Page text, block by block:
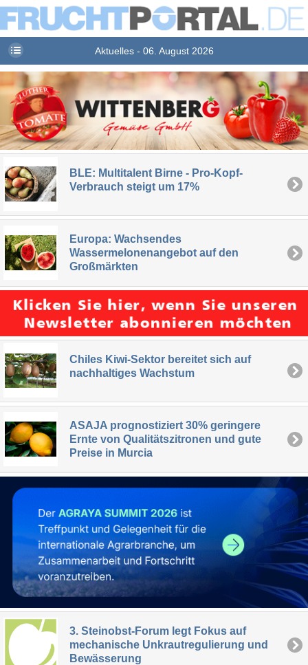
Aktuelles - 06. August 2026
BLE: Multitalent Birne - Pro-Kopf-
Verbrauch steigt um 17%
Europa: Wachsendes
Wassermelonenangebot auf den
Großmärkten
Chiles Kiwi-Sektor bereitet sich auf
nachhaltiges Wachstum
ASAJA prognostiziert 30% geringere
Ernte von Qualitätszitronen und gute
Preise in Murcia
3. Steinobst-Forum legt Fokus auf
mechanische Unkrautregulierung und
Bewässerung